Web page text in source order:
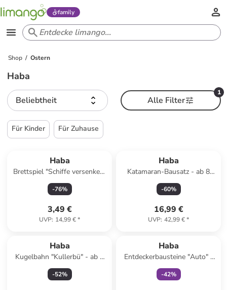
family
Shop Ostern
Haba
Beliebtheit
1
Alle Filter
Für Kinder Für Zuhause
Haba
Brettspiel "Schiffe versenken"
- ab 5 Jahren
-76%
3,49 €
UVP: 14,99 €*
Haba
Katamaran-Bausatz - ab 8
Jahren
-60%
16,99 €
UVP: 42,99 €*
Haba
Kugelbahn "Kullerbü" - ab 2
Jahren
-52%
Haba
Entdeckerbausteine "Auto" -
ab 12 Monaten
-42%